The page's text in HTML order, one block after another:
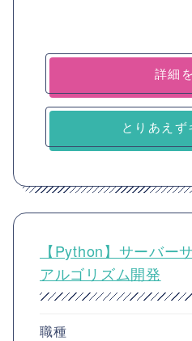
詳細
とりあえず
【Python】サーバ
アルゴリズム開発
職種